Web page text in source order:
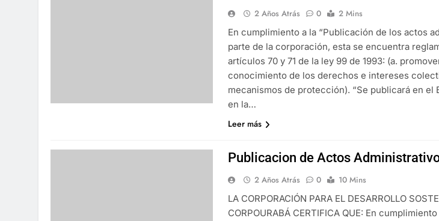
2 Años Atrás 0
2 Mins
En cumplimiento a la “Publicación de los actos
parte de la corporación, esta se encuentra
artículos 70 y 71 de la ley 99 de 1993: (a.
conocimiento de los derechos e intereses
mecanismos de protección). “Se publicará en el
en la…
Leer más
Publicacion de Actos
2 Años Atrás 0
10 Mins
LA CORPORACIÓN PARA EL DESARROLLO
CORPOURABÁ CERTIFICA QUE: En